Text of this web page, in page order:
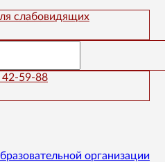
слабовидящих
42-59-88
организации